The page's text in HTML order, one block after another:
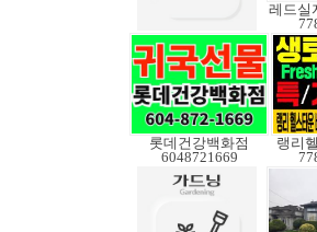
롯데건강백화점
6048721669
랭리